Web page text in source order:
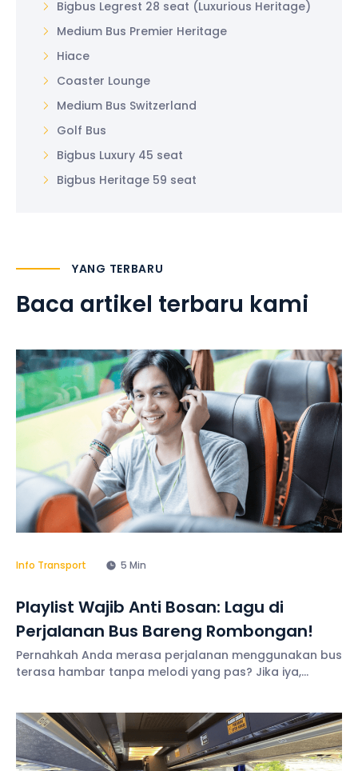
Bigbus Legrest 28 seat (Luxurious Heritage)
Medium Bus Premier Heritage
Hiace
Coaster Lounge
Medium Bus Switzerland
Golf Bus
Bigbus Luxury 45 seat
Bigbus Heritage 59 seat
YANG TERBARU
Baca artikel terbaru kami
Info Transport 5 Min
Playlist Wajib Anti Bosan: Lagu di
Perjalanan Bus Bareng Rombongan!
Pernahkah Anda merasa perjalanan menggunakan bus
terasa hambar tanpa melodi yang pas? Jika iya,
kebosanan, menciptakan